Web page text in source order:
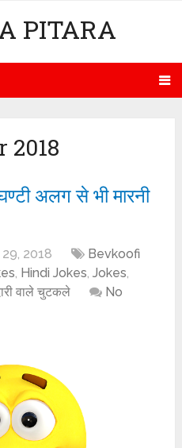
PITARA
2018
अलग से भी मारनी
2018
Bevkoofi
, Hindi Jokes,Jokes,
वाले चुटकले
No